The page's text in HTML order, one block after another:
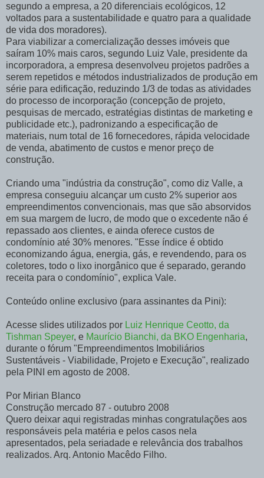
segundo a empresa, a 20 diferenciais ecológicos, 12
voltados para a sustentabilidade e quatro para a qualidade
de vida dos moradores).
Para viabilizar a comercialização desses imóveis que
saíram 10% mais caros, segundo Luiz Vale, presidente da
incorporadora, a empresa desenvolveu projetos padrões a
serem repetidos e métodos industrializados de produção em
série para edificação, reduzindo 1/3 de todas as atividades
do processo de incorporação (concepção de projeto,
pesquisas de mercado, estratégias distintas de marketing e
publicidade etc.), padronizando a especificação de
materiais, num total de 16 fornecedores, rápida velocidade
de venda, abatimento de custos e menor preço de
construção.
Criando uma "indústria da construção", como diz Valle, a
empresa conseguiu alcançar um custo 2% superior aos
empreendimentos convencionais, mas que são absorvidos
em sua margem de lucro, de modo que o excedente não é
repassado aos clientes, e ainda oferece custos de
condomínio até 30% menores. "Esse índice é obtido
economizando água, energia, gás, e revendendo, para os
coletores, todo o lixo inorgânico que é separado, gerando
receita para o condomínio", explica Vale.
Conteúdo online exclusivo (para assinantes da Pini):
Acesse slides utilizados por Luiz Henrique Ceotto, da
Tishman Speyer, e Maurício Bianchi, da BKO Engenharia,
durante o fórum "Empreendimentos Imobiliários
Sustentáveis - Viabilidade, Projeto e Execução", realizado
pela PINI em agosto de 2008.
Por Mirian Blanco
Construção mercado 87 - outubro 2008
Quero deixar aqui registradas minhas congratulações aos
responsáveis pela matéria e pelos casos nela
apresentados, pela seriadade e relevância dos trabalhos
realizados. Arq. Antonio Macêdo Filho.